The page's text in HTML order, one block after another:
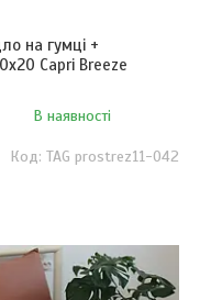
на гумці +
Capri Breeze
В наявності
TAG prostrez11-042